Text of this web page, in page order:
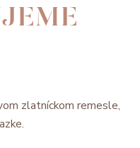
zlatníckom remesle,